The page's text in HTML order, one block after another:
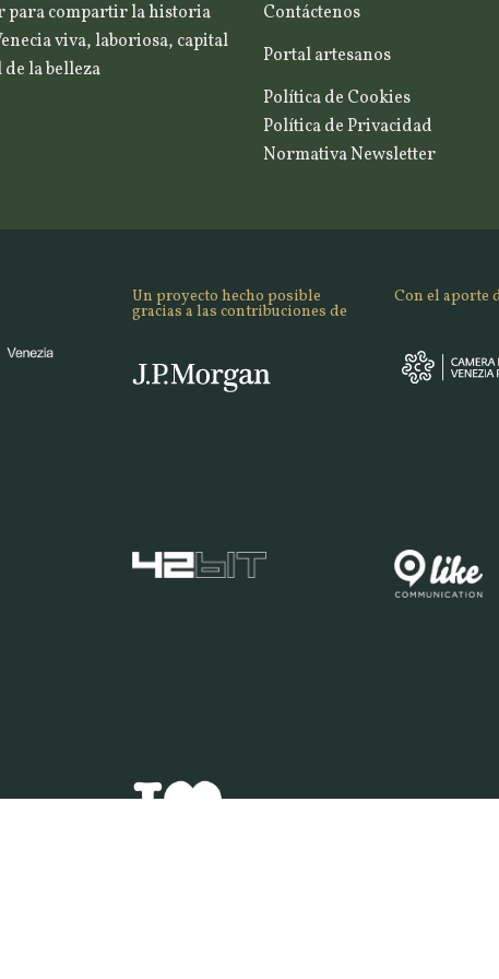
para compartir la historia
viva, laboriosa, capital
la belleza
Contáctenos
Portal artesanos
Política de Cookies
Política de Privacidad
Normativa Newsletter
Un proyecto hecho posible
gracias a las contribuciones de
Con el aporte